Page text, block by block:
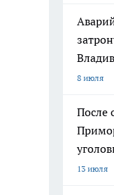
8 июля
После
13 июля